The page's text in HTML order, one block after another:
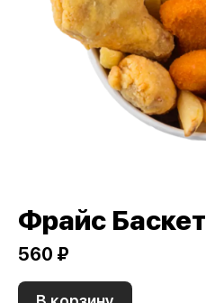
Фрайс Баскет
560 ₽